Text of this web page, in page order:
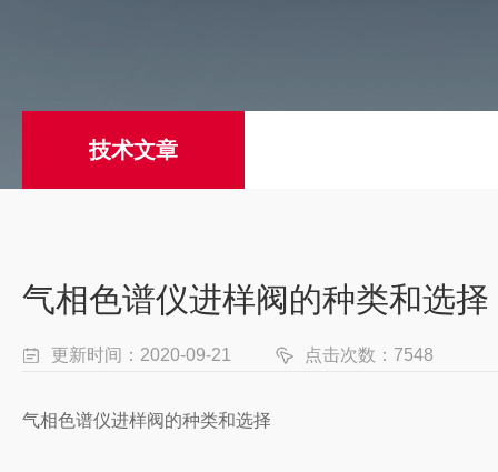
技术文章
气相色谱仪进样阀的种类和选择
更新时间：2020-09-21 点击次数：7548
气相色谱仪进样阀的种类和选择